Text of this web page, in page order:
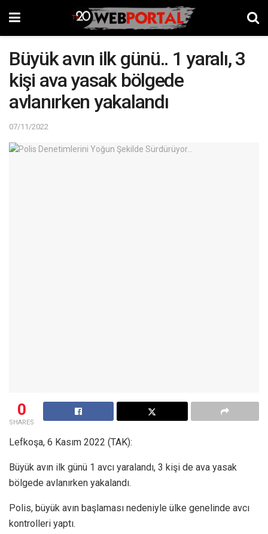
Büyük avın ilk günü.. 1 yaralı, 3
kişi ava yasak bölgede
avlanırken yakalandı
07/11/2022
0
SHARES
Lefkoşa, 6 Kasım 2022 (TAK):
Büyük avın ilk günü 1 avcı yaralandı, 3 kişi de ava yasak
bölgede avlanırken yakalandı.
Polis, büyük avın başlaması nedeniyle ülke genelinde avcı
kontrolleri yaptı.